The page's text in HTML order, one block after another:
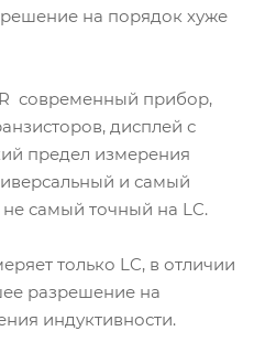
на порядок хуже
современный прибор,
дисплей с
предел измерения
и самый
самый точный на LC.
только LC, в отличии
разрешение на
индуктивности.